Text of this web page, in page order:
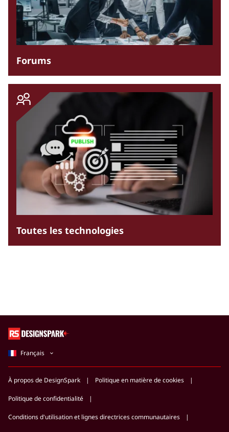
Forums
Toutes les technologies
Français
À propos de DesignSpark Politique en matière de cookies
Politique de confidentialité
Conditions d'utilisation et lignes directrices communautaires